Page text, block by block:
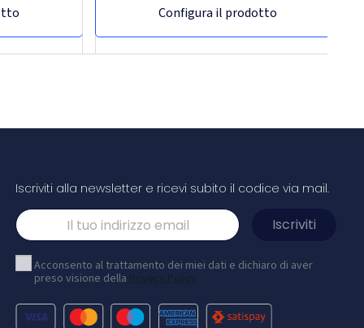
Configura il prodotto
vito
con
cm x 3,5 cm.
Portachiavi a forma di auto
Portachiavi in metallo a forma di auto con inserto
Iscriviti alla newsletter e ricevi subito il codice via mail.
Acconsento al trattamento dei miei dati e dichiaro di aver
preso visione della Privacy Policy